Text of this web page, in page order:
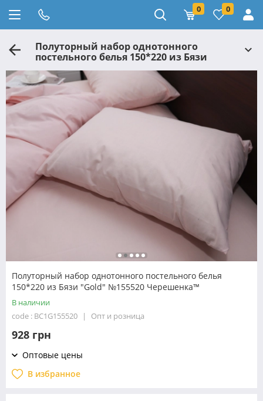
0 0
Полуторный набор однотонного
постельного белья 150*220 из Бязи
"Gold" №155520 Черешенка™
Полуторный набор однотонного постельного белья
150*220 из Бязи "Gold" №155520 Черешенка™
В наличии
code : BC1G155520
Опт и розница
928 грн
Оптовые цены
В избранное